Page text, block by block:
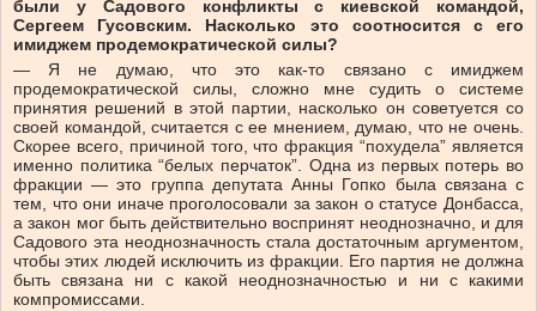
были у Садового конфликты с киевской командой,
Сергеем Гусовским. Насколько это соотносится с его
имиджем продемократической силы?
— Я не думаю, что это как-то связано с имиджем
продемократической силы, сложно мне судить о системе
принятия решений в этой партии, насколько он советуется со
своей командой, считается с ее мнением, думаю, что не очень.
Скорее всего, причиной того, что фракция “похудела” является
именно политика “белых перчаток”. Одна из первых потерь во
фракции — это группа депутата Анны Гопко была связана с
тем, что они иначе проголосовали за закон о статусе Донбасса,
а закон мог быть действительно воспринят неоднозначно, и для
Садового эта неоднозначность стала достаточным аргументом,
чтобы этих людей исключить из фракции. Его партия не должна
быть связана ни с какой неоднозначностью и ни с какими
компромиссами.